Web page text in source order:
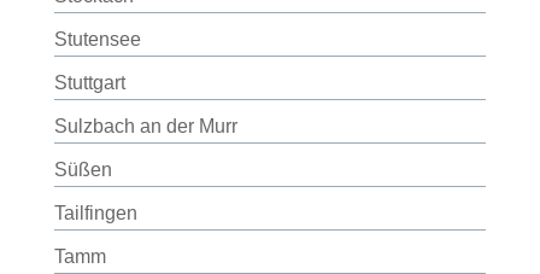
Stutensee
Stuttgart
Sulzbach an der Murr
Süßen
Tailfingen
Tamm